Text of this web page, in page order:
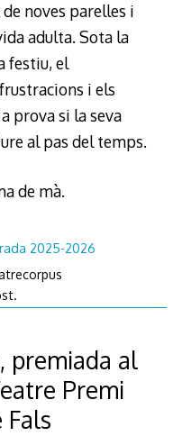
noves parelles i
adulta. Sota la
festiu, el
i els
prova si la seva
al pas del temps.
de mà.
2025-2026
premiada al
Premi
Fals